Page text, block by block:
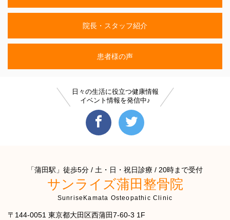
院長・スタッフ紹介
患者様の声
日々の生活に役立つ健康情報
イベント情報を発信中♪
「蒲田駅」徒歩5分 / 土・日・祝日診療 / 20時まで受付
サンライズ蒲田整骨院
SunriseKamata Osteopathic Clinic
〒144-0051 東京都大田区西蒲田7-60-3 1F